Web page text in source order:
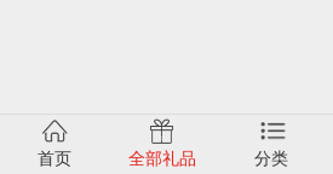
首页 全部礼品 分类